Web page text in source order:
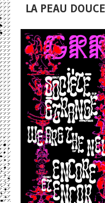
LA PEAU